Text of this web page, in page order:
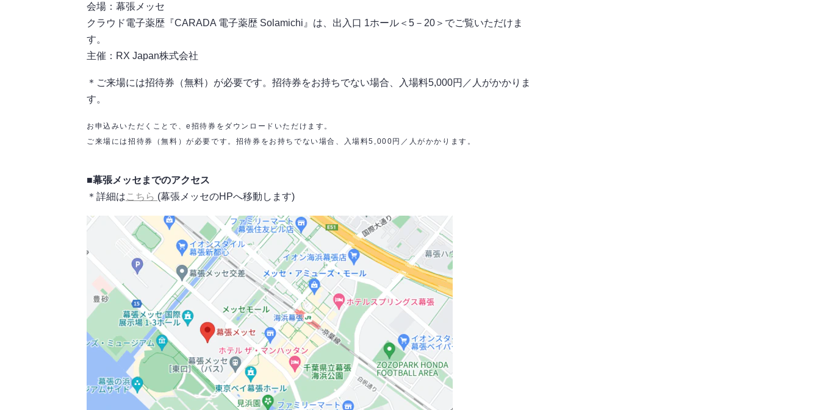
会場：幕張メッセ
クラウド電子薬歴『CARADA 電子薬歴 Solamichi』は、出入口 1ホール＜5－20＞でご覧いただけま
す。
主催：RX Japan株式会社
＊ご来場には招待券（無料）が必要です。招待券をお持ちでない場合、入場料5,000円／人がかかりま
す。
お申込みいただくことで、e招待券をダウンロードいただけます。
ご来場には招待券（無料）が必要です。招待券をお持ちでない場合、入場料5,000円／人がかかります。
■幕張メッセまでのアクセス
＊詳細はこちら (幕張メッセのHPへ移動します)